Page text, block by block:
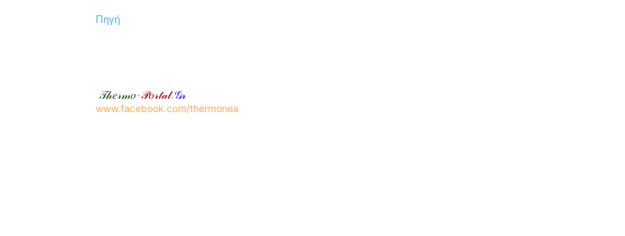
Πηγή
𝒯𝒽𝑒𝓇𝓂𝑜-𝒫𝑜𝓇𝓉𝒶𝓁.𝒢𝓇
www.facebook.com/thermonea